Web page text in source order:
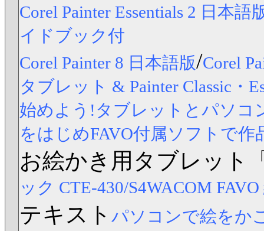
Corel Painter Essentials 2 日本語
イドブック付
Corel Painter 8 日本語版/Corel
タブレット & Painter Classic・
始めよう!タブレットとパソコ
をはじめFAVO付属ソフトで作
お絵かき用タブレット
ック CTE-430/S4WACOM
テキスト パソコンで絵をか